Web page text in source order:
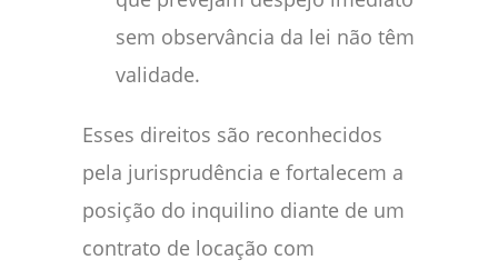
sem observância da lei não têm
validade.
Esses direitos são reconhecidos
pela jurisprudência e fortalecem a
posição do inquilino diante de um
contrato de locação com